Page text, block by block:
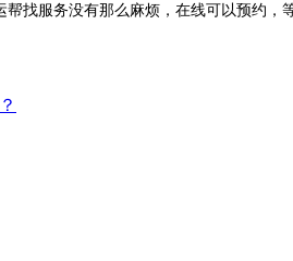
找服务没有那么麻烦，在线可以预约，